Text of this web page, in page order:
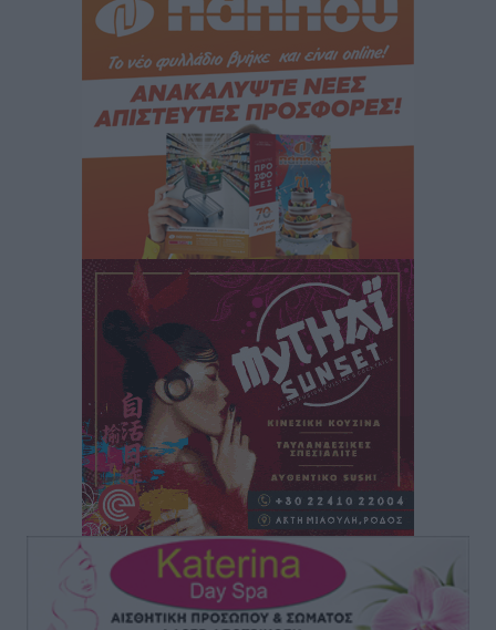
Τι αλλάζει το χωροταξικό στις τουριστικές επενδύσεις
Τοπικές Ειδήσεις• πριν 14 ώρες
ΥΠΑΑΤ: 12,5 εκατ. ευρώ στις 13 Περιφέρειες για μέτρα
πριν 15 ώρες
Ποιοι φοιτητές μπορούν να λάβουν ενίσχυση για
στέγη έως 2.500 ευρώ
πριν 15 ώρες
«Γιατί οι Τούρκοι συρρέουν στα ελληνικά νησιά»:
Τουρκική εφημερίδα εξηγεί τους λόγους που οι
γείτονες προτιμούν την Ελλάδα για διακοπές
Τοπικές Ειδήσεις• πριν 15 ώρες
«Μουσικό Ταξίδι στο Αιγαίο»: Η Ρόδος έγραψε μια
νέα σελίδα στον πολιτισμό
Πολιτιστικά πριν 15 ώρες
Άμεσα μέτρα για την ενίσχυση του Νοσοκομείου